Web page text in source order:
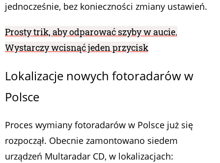
jednocześnie, bez konieczności zmiany ustawień.
Prosty trik, aby odparować szyby w aucie.
Wystarczy wcisnąć jeden przycisk
Lokalizacje nowych fotoradarów w
Polsce
Proces wymiany fotoradarów w Polsce już się
rozpoczął. Obecnie zamontowano siedem
urządzeń Multaradar CD, w lokalizacjach: